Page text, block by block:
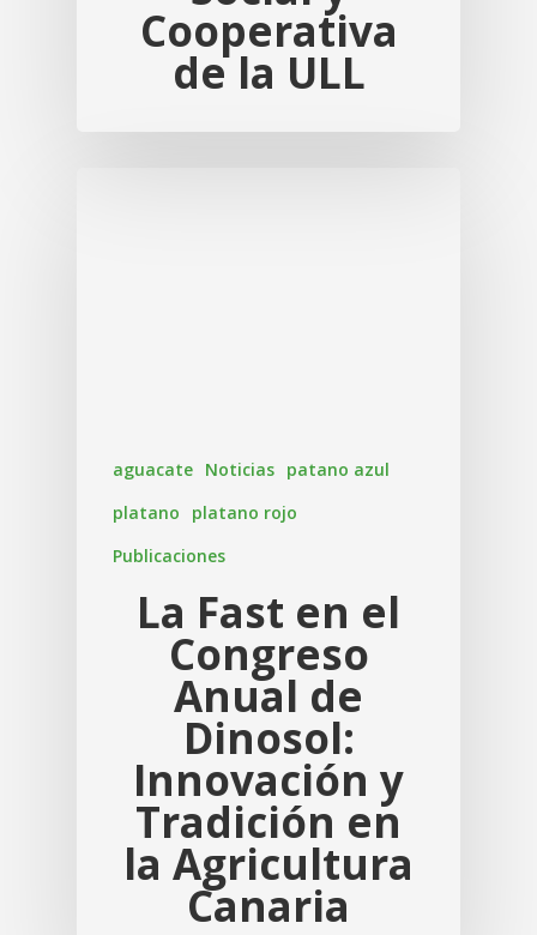
Cooperativa
de la ULL
aguacate Noticias patano azul
platano
platano rojo
Publicaciones
La Fast en el
Congreso
Anual de
Dinosol:
Innovación y
Tradición en
la Agricultura
Canaria